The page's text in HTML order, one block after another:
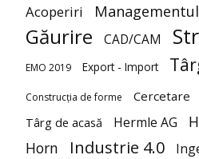
Acoperiri
Găurire CAD/CAM
EMO 2019 Export - Import
Construcția de forme Cercetare
Târg de acasă Hermle AG
Horn
Industrie 4.0